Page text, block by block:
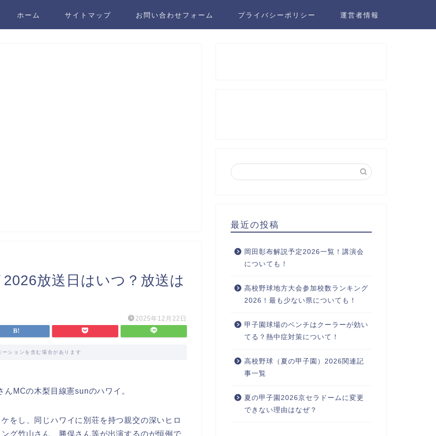
ホーム サイトマップ お問い合わせフォーム プライバシーポリシー 運営者情報
放送日はいつ？放送は
2025年12月22日
ーションを含む場合があります
MCの木梨目線憲sunのハワイ。
をし、同じハワイに別荘を持つ親交の深いヒロ
グ竹山さん、勝俣さん等が出演するのが恒例で
最近の投稿
岡田彰布解説予定2026一覧！講演会
についても！
高校野球地方大会参加校数ランキング
2026！最も少ない県についても！
甲子園球場のベンチはクーラーが効い
てる？熱中症対策について！
高校野球（夏の甲子園）2026関連記
事一覧
夏の甲子園2026京セラドームに変更
できない理由はなぜ？